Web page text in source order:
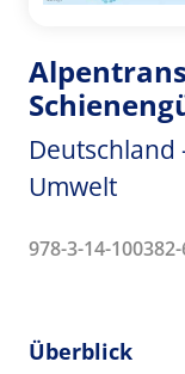
Deutschland
Umwelt
978-3-14-
Überblick